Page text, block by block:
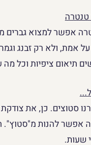
טנטרה
אפשר למצוא גברים
אמת, ולא רק זבנג
תיאום ציפיות וכל
סטוצים. כן, את
להנות מ"סטוץ".
שעות.